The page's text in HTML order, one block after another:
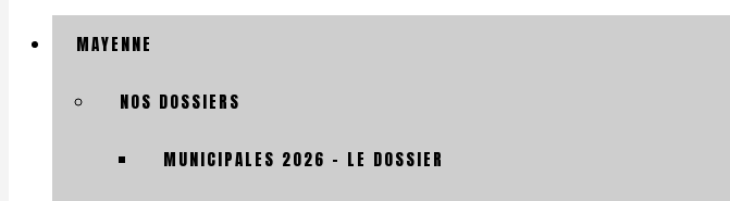
MAYENNE
NOS DOSSIERS
MUNICIPALES 2026 – LE DOSSIER